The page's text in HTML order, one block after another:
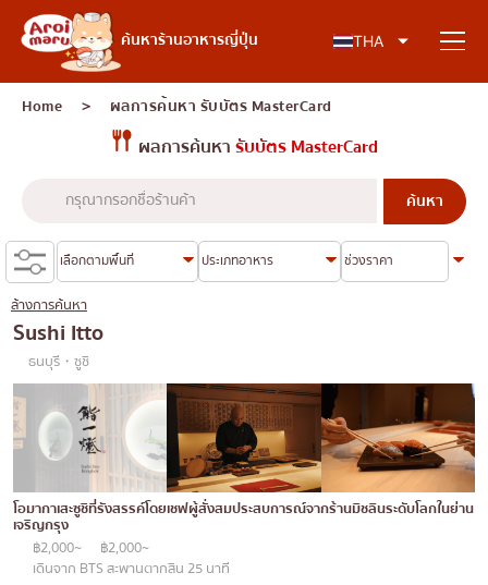
ค้นหาร้านอาหารญี่ปุ่น THA
อาหารญี่ปุ่น
ค้นหาร้านอาหาร
ค้นหาตามประเภทอาหาร
ซูชิ
ราเมง
อิซากายะ
ปิ้งย่างญี่ปุ่น/ยากินิกุ
คัตสึด้ง/ทงคัตสึ
ชาบูชาบู/สุกี้ยากี้
แกงกะหรี่ญี่ปุ่น
ไก่ย่างเสียบไม้สไตล์ญี่ปุ่น
ค้นหาตามพื้นที่
เจริญกรุง
ธนบุรี
สยาม
ทองหล่อ
เอกมัย
พร้อมพงษ์
คอลัมน์ความรู้
บทความพิเศษ
บทความที่KOLแนะนำ
Home ＞ ผลการค้นหา รับบัตร MasterCard
ผลการค้นหารับบัตร MasterCard
ล้างการค้นหา
Sushi Itto
ธนบุรี・ซูชิ
โอมากาเสะซูชิที่รังสรรค์โดยเชฟผู้สั่งสมประสบการณ์จากร้านมิชลินระดับโลกในย่าน
เจริญกรุง
฿2,000~
฿2,000~
เดินจาก BTS สะพานตากสิน 25 นาที